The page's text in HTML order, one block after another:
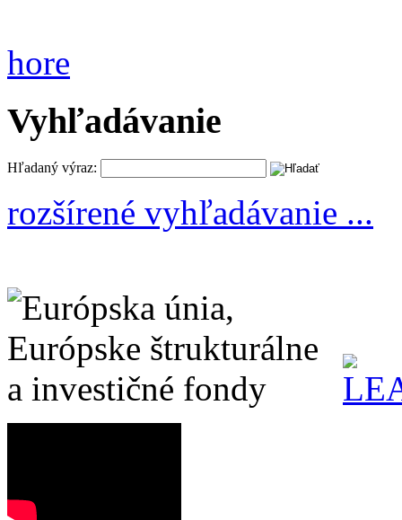
hore
Vyhľadávanie
Hľadaný výraz:
rozšírené vyhľadávanie ...